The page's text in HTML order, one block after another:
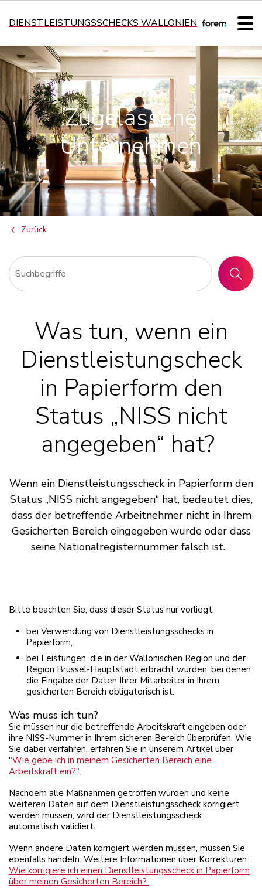
DIENSTLEISTUNGSSCHECKS WALLONIEN
Zugelassene
Unternehmen
Zurück
SUCHEN
Was tun, wenn ein
Dienstleistungscheck
in Papierform den
Status „NISS nicht
angegeben“ hat?
Wenn ein Dienstleistungsscheck in Papierform den
Status „NISS nicht angegeben“ hat, bedeutet dies,
dass der betreffende Arbeitnehmer nicht in Ihrem
Gesicherten Bereich eingegeben wurde oder dass
seine Nationalregisternummer falsch ist.
Bitte beachten Sie, dass dieser Status nur vorliegt:
bei Verwendung von Dienstleistungsschecks in
Papierform,
bei Leistungen, die in der Wallonischen Region und der
Region Brüssel-Hauptstadt erbracht wurden, bei denen
die Eingabe der Daten Ihrer Mitarbeiter in Ihrem
gesicherten Bereich obligatorisch ist.
Was muss ich tun?
Sie müssen nur die betreffende Arbeitskraft eingeben oder
ihre NISS-Nummer in Ihrem sicheren Bereich überprüfen. Wie
Sie dabei verfahren, erfahren Sie in unserem Artikel über
"Wie gebe ich in meinem Gesicherten Bereich eine
Arbeitskraft ein?".
Nachdem alle Maßnahmen getroffen wurden und keine
weiteren Daten auf dem Dienstleistungsscheck korrigiert
werden müssen, wird der Dienstleistungsscheck
automatisch validiert.
Wenn andere Daten korrigiert werden müssen, müssen Sie
ebenfalls handeln. Weitere Informationen über Korrekturen :
Wie korrigiere ich einen Dienstleistungsscheck in Papierform
über meinen Gesicherten Bereich?